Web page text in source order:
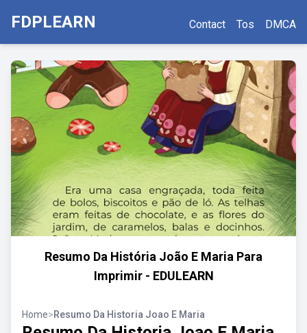
FDPLEARN Contact Tos DMCA
Resumo Da História João E Maria Para
Imprimir - EDULEARN
Home>Resumo Da Historia Joao E Maria